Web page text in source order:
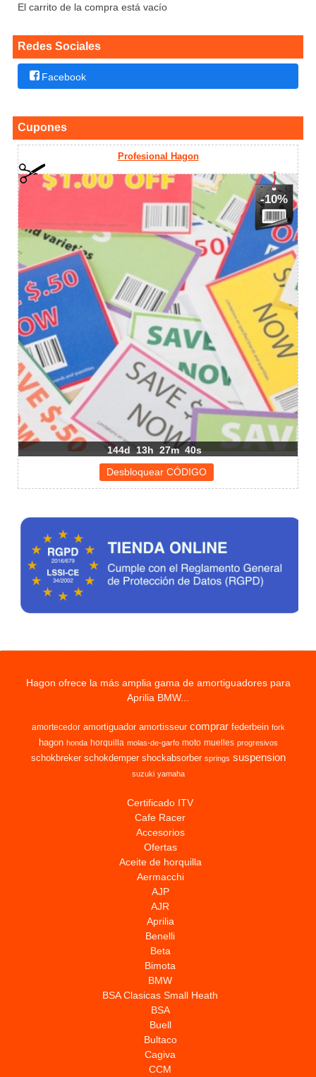
El carrito de la compra está vacío
Redes Sociales
Facebook
Cupones
Profesional Hagon
-10%
144d 13h 27m 39s
Hagon ofrece la más amplia gama de amortiguadores para
Aprilia BMW...
amortecedor amortiguador amortisseur comprar federbein fork
hagon honda horquilla molas-de-garfo moto muelles progresivos
schokbreker schokdemper shockabsorber springs suspension
suzuki yamaha
Certificado ITV
Cafe Racer
Accesorios
Ofertas
Aceite de horquilla
Aermacchi
AJP
AJR
Aprilia
Benelli
Beta
Bimota
BMW
BSA Clasicas Small Heath
BSA
Buell
Bultaco
Cagiva
CCM